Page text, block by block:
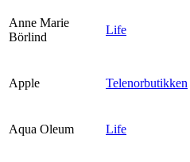
Anne Marie
Börlind
Life
Apple Telenorbutikken
Aqua Oleum Life